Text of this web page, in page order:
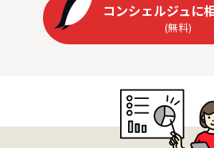
コンシェルジュに
(無料)